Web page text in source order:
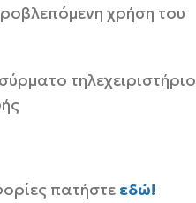
χρήση του
τηλεχειριστήριο
πατήστε εδώ!